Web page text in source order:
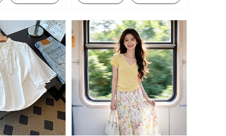
Amincissant Polyvalent Top